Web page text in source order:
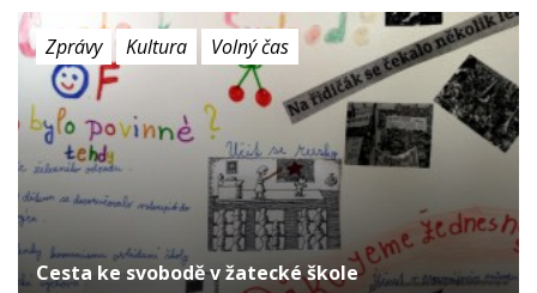
Zprávy Kultura Volný čas
Cesta ke svobodě v žatecké škole